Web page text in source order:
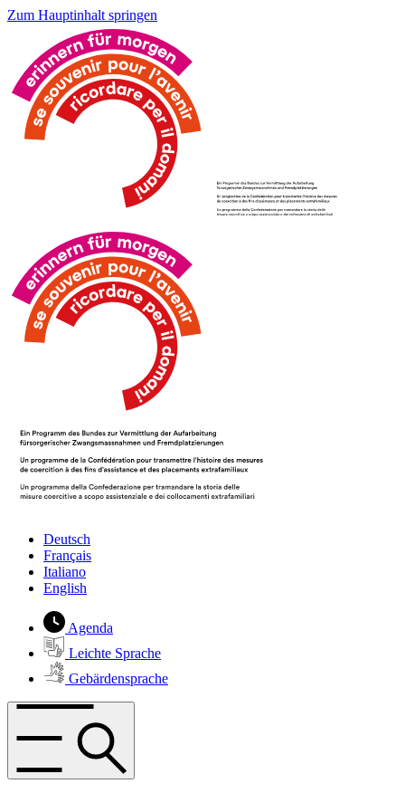
Zum Hauptinhalt springen
Deutsch
Français
Italiano
English
Agenda
Leichte Sprache
Gebärdensprache